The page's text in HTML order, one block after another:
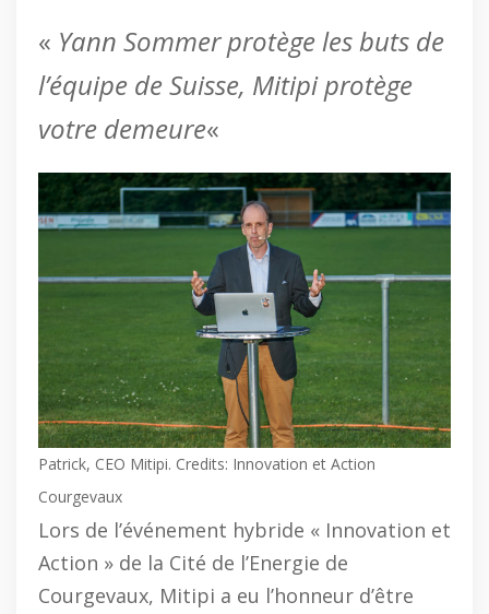
« Yann Sommer protège les buts de
l’équipe de Suisse, Mitipi protège
votre demeure«
Patrick, CEO Mitipi. Credits: Innovation et Action
Courgevaux
Lors de l’événement hybride « Innovation et
Action » de la Cité de l’Energie de
Courgevaux, Mitipi a eu l’honneur d’être